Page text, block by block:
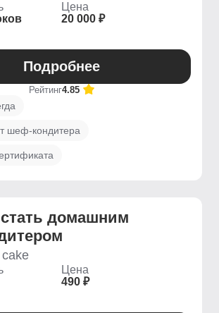
Цена
20 000 ₽
Подробнее
Рейтинг4.85
шеф-кондитера
стать домашним
Цена
490 ₽